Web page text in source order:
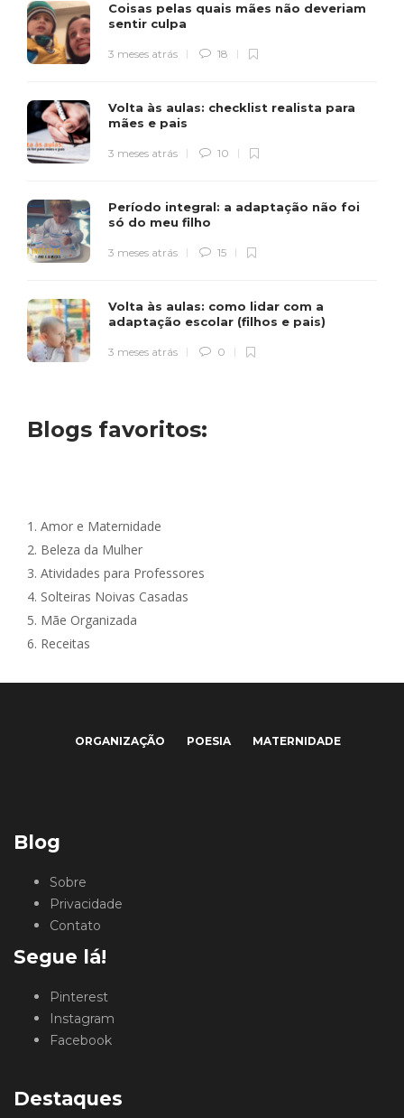
Coisas pelas quais mães não deveriam
sentir culpa
3 meses atrás 18
Volta às aulas: checklist realista para
mães e pais
3 meses atrás 10
Período integral: a adaptação não foi
só do meu filho
3 meses atrás 15
Volta às aulas: como lidar com a
adaptação escolar (filhos e pais)
3 meses atrás 0
Blogs favoritos:
1. Amor e Maternidade
2. Beleza da Mulher
3. Atividades para Professores
4. Solteiras Noivas Casadas
5. Mãe Organizada
6. Receitas
ORGANIZAÇÃO POESIA MATERNIDADE
Blog
Sobre
Privacidade
Contato
Segue lá!
Pinterest
Instagram
Facebook
Destaques